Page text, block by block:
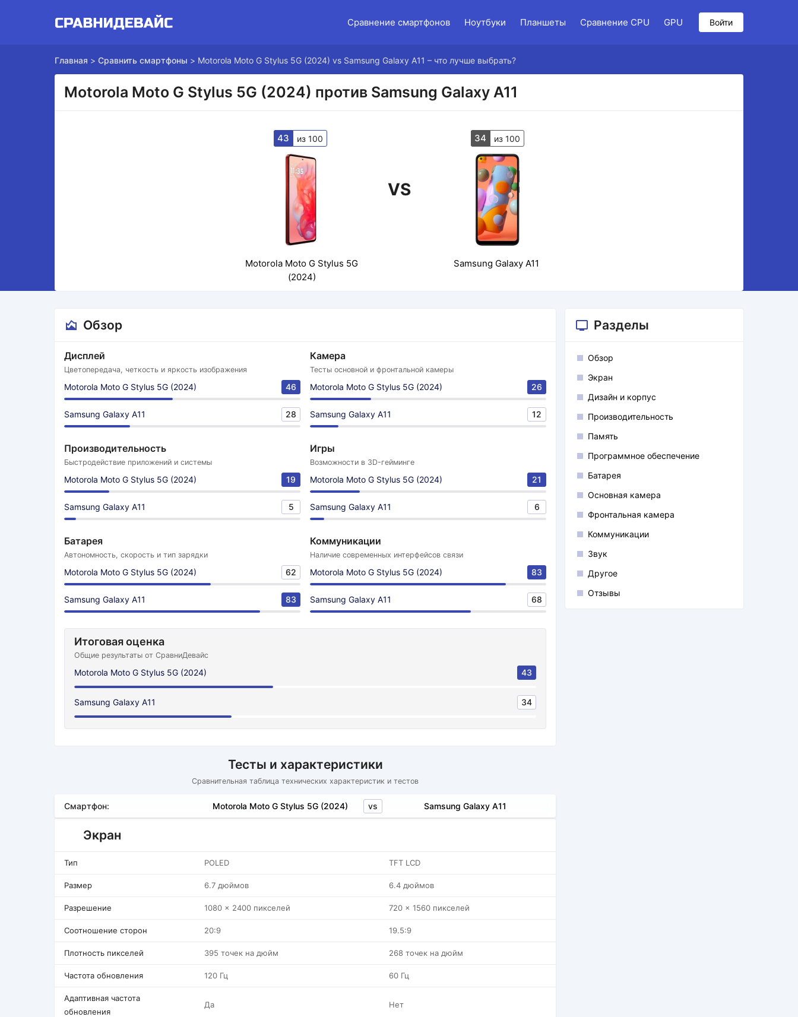
Сравнение смартфонов Ноутбуки Планшеты Сравнение CPU GPU Войти
Главная > Сравнить смартфоны > Motorola Moto G Stylus 5G (2024) vs Samsung Galaxy A11 – что лучше выбрать?
Motorola Moto G Stylus 5G (2024) против Samsung Galaxy A11
43 из 100
VS
34 из 100
Motorola Moto G Stylus 5G
(2024)
Samsung Galaxy A11
Обзор
Дисплей
Цветопередача, четкость и яркость изображения
Motorola Moto G Stylus 5G (2024) 46
Samsung Galaxy A11 28
Камера
Тесты основной и фронтальной камеры
Motorola Moto G Stylus 5G (2024) 26
Samsung Galaxy A11 12
Производительность
Быстродействие приложений и системы
Motorola Moto G Stylus 5G (2024) 19
Samsung Galaxy A11 5
Игры
Возможности в 3D-гейминге
Motorola Moto G Stylus 5G (2024) 21
Samsung Galaxy A11 6
Батарея
Автономность, скорость и тип зарядки
Motorola Moto G Stylus 5G (2024) 62
Samsung Galaxy A11 83
Коммуникации
Наличие современных интерфейсов связи
Motorola Moto G Stylus 5G (2024) 83
Samsung Galaxy A11 68
Итоговая оценка
Общие результаты от СравниДевайс
Motorola Moto G Stylus 5G (2024) 43
Samsung Galaxy A11 34
Тесты и характеристики
Сравнительная таблица технических характеристик и тестов
Смартфон: Motorola Moto G Stylus 5G (2024) vs Samsung Galaxy A11
Экран
Тип POLED TFT LCD
Размер 6.7 дюймов 6.4 дюймов
Разрешение 1080 x 2400 пикселей 720 x 1560 пикселей
Соотношение сторон 20:9 19.5:9
Плотность пикселей 395 точек на дюйм 268 точек на дюйм
Частота обновления 120 Гц 60 Гц
Адаптивная частота
обновления
Да Нет
Разделы
Обзор
Экран
Дизайн и корпус
Производительность
Память
Программное обеспечение
Батарея
Основная камера
Фронтальная камера
Коммуникации
Звук
Другое
Отзывы